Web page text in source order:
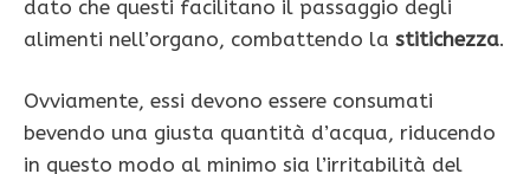
dato che questi facilitano il passaggio degli
alimenti nell’organo, combattendo la stitichezza.
Ovviamente, essi devono essere consumati
bevendo una giusta quantità d’acqua, riducendo
in questo modo al minimo sia l’irritabilità del